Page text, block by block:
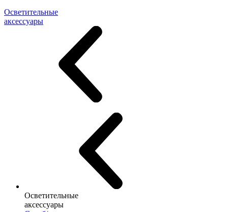
Осветительные
аксессуары
Осветительные
аксессуары